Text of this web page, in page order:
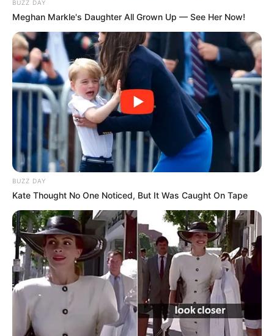
BUZZ DAY
Meghan Markle's Daughter All Grown Up — See Her Now!
BUZZ DAY
Kate Thought No One Noticed, But It Was Caught On Tape